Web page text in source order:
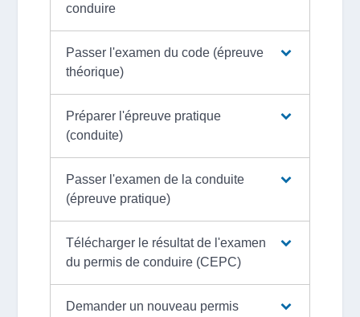
conduire
Passer l'examen du code (épreuve
théorique)
Préparer l'épreuve pratique
(conduite)
Passer l'examen de la conduite
(épreuve pratique)
Télécharger le résultat de l'examen
du permis de conduire (CEPC)
Demander un nouveau permis